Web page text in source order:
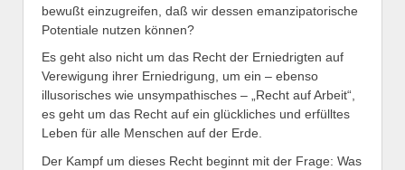
bewußt einzugreifen, daß wir dessen emanzipatorische
Potentiale nutzen können?
Es geht also nicht um das Recht der Erniedrigten auf
Verewigung ihrer Erniedrigung, um ein – ebenso
illusorisches wie unsympathisches – „Recht auf Arbeit“,
es geht um das Recht auf ein glückliches und erfülltes
Leben für alle Menschen auf der Erde.
Der Kampf um dieses Recht beginnt mit der Frage: Was